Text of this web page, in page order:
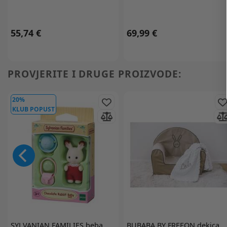
55,74 € 69,99 €
PROVJERITE I DRUGE PROIZVODE:
20%
KLUB POPUST